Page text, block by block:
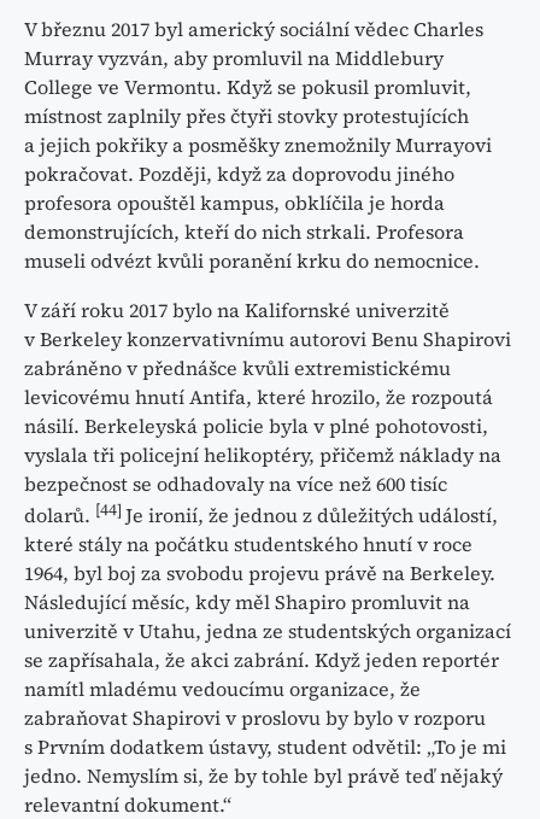
V březnu 2017 byl americký sociální vědec Charles
Murray vyzván, aby promluvil na Middlebury
College ve Vermontu. Když se pokusil promluvit,
místnost zaplnily přes čtyři stovky protestujících
a jejich pokřiky a posměšky znemožnily Murrayovi
pokračovat. Později, když za doprovodu jiného
profesora opouštěl kampus, obklíčila je horda
demonstrujících, kteří do nich strkali. Profesora
museli odvézt kvůli poranění krku do nemocnice.
V září roku 2017 bylo na Kalifornské univerzitě
v Berkeley konzervativnímu autorovi Benu Shapirovi
zabráněno v přednášce kvůli extremistickému
levicovému hnutí Antifa, které hrozilo, že rozpoutá
násilí. Berkeleyská policie byla v plné pohotovosti,
vyslala tři policejní helikoptéry, přičemž náklady na
bezpečnost se odhadovaly na více než 600 tisíc
dolarů. [44] Je ironií, že jednou z důležitých událostí,
které stály na počátku studentského hnutí v roce
1964, byl boj za svobodu projevu právě na Berkeley.
Následující měsíc, kdy měl Shapiro promluvit na
univerzitě v Utahu, jedna ze studentských organizací
se zapřísahala, že akci zabrání. Když jeden reportér
namítl mladému vedoucímu organizace, že
zabraňovat Shapirovi v proslovu by bylo v rozporu
s Prvním dodatkem ústavy, student odvětil: „To je mi
jedno. Nemyslím si, že by tohle byl právě teď nějaký
relevantní dokument.“